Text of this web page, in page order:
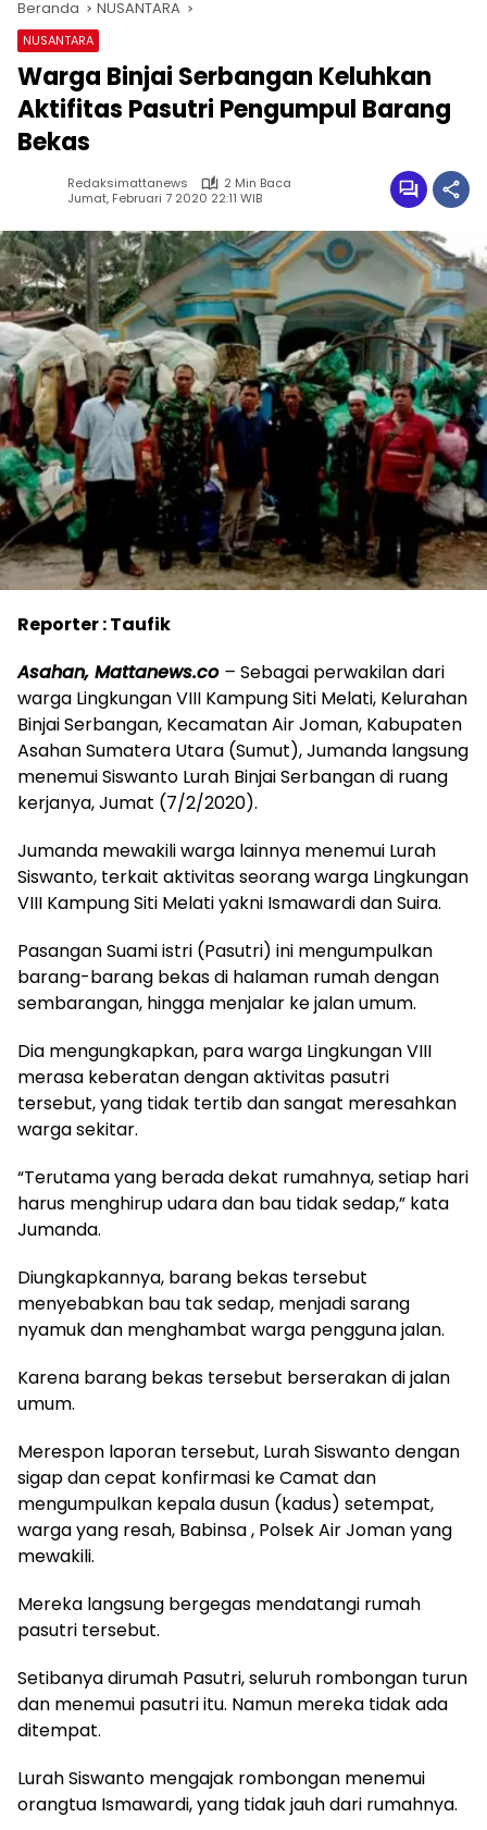
Beranda NUSANTARA
NUSANTARA
Warga Binjai Serbangan Keluhkan
Aktifitas Pasutri Pengumpul Barang
Bekas
Redaksimattanews
2 Min Baca
Jumat, Februari 7 2020 22:11 WIB
Reporter : Taufik
Asahan, Mattanews.co– Sebagai perwakilan dari
warga Lingkungan VIII Kampung Siti Melati, Kelurahan
Binjai Serbangan, Kecamatan Air Joman, Kabupaten
Asahan Sumatera Utara (Sumut), Jumanda langsung
menemui Siswanto Lurah Binjai Serbangan di ruang
kerjanya, Jumat (7/2/2020).
Jumanda mewakili warga lainnya menemui Lurah
Siswanto, terkait aktivitas seorang warga Lingkungan
VIII Kampung Siti Melati yakni Ismawardi dan Suira.
Pasangan Suami istri (Pasutri) ini mengumpulkan
barang-barang bekas di halaman rumah dengan
sembarangan, hingga menjalar ke jalan umum.
Dia mengungkapkan, para warga Lingkungan VIII
merasa keberatan dengan aktivitas pasutri
tersebut, yang tidak tertib dan sangat meresahkan
warga sekitar.
“Terutama yang berada dekat rumahnya, setiap hari
harus menghirup udara dan bau tidak sedap,” kata
Jumanda.
Diungkapkannya, barang bekas tersebut
menyebabkan bau tak sedap, menjadi sarang
nyamuk dan menghambat warga pengguna jalan.
Karena barang bekas tersebut berserakan di jalan
umum.
Merespon laporan tersebut, Lurah Siswanto dengan
sigap dan cepat konfirmasi ke Camat dan
mengumpulkan kepala dusun (kadus) setempat,
warga yang resah, Babinsa , Polsek Air Joman yang
mewakili.
Mereka langsung bergegas mendatangi rumah
pasutri tersebut.
Setibanya dirumah Pasutri, seluruh rombongan turun
dan menemui pasutri itu. Namun mereka tidak ada
ditempat.
Lurah Siswanto mengajak rombongan menemui
orangtua Ismawardi, yang tidak jauh dari rumahnya.